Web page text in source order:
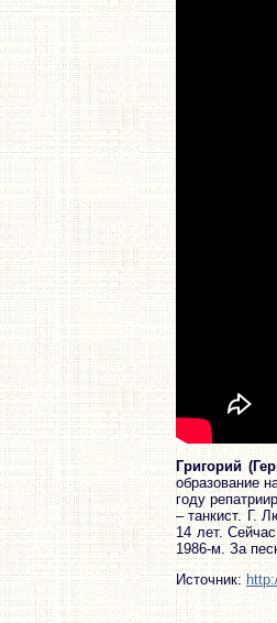
Григорий
образование
году
– танкист. Г.
14 лет.
1986-м. За
Источник: